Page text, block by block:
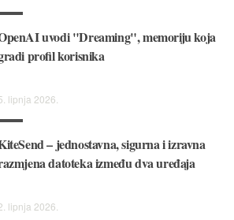
uvodi "Dreaming", memoriju koja
profil korisnika
lipnja 2026.
– jednostavna, sigurna i izravna
datoteka između dva uređaja
lipnja 2026.